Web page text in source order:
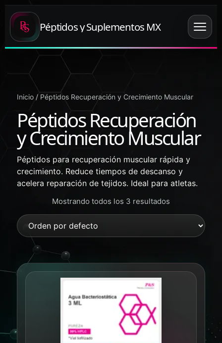
Péptidos y Suplementos MX
Inicio / Péptidos Recuperación y Crecimiento Muscular
Péptidos Recuperación
y Crecimiento Muscular
Péptidos para recuperación muscular rápida y
crecimiento. Reduce tiempos de descanso y
acelera reparación de tejidos. Ideal para atletas.
Mostrando todos los 3 resultados